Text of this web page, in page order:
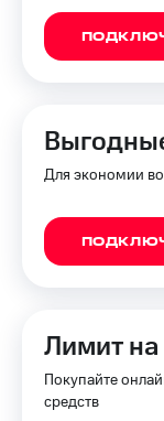
Для экономии
Лимит
Покупайте
средств